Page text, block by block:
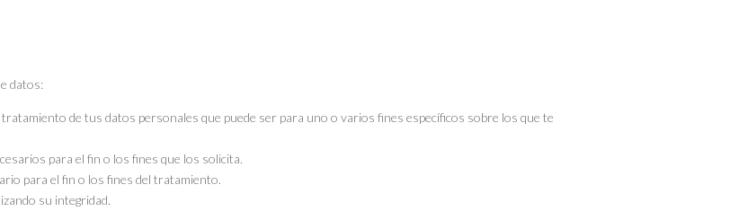
datos:
de tus datos personales que puede ser para uno o varios fines específicos sobre los que te
para el fin o los fines que los solicita.
para el fin o los fines del tratamiento.
su integridad.